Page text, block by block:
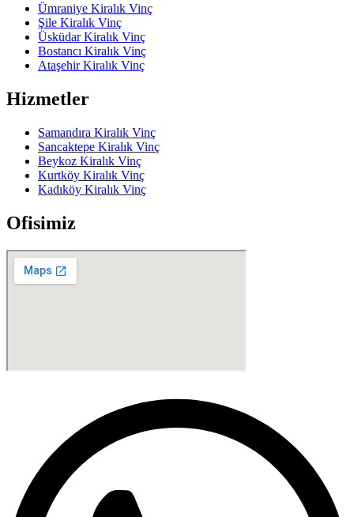
Ümraniye Kiralık Vinç
Şile Kiralık Vinç
Üsküdar Kiralık Vinç
Bostancı Kiralık Vinç
Ataşehir Kiralık Vinç
Hizmetler
Samandıra Kiralık Vinç
Sancaktepe Kiralık Vinç
Beykoz Kiralık Vinç
Kurtköy Kiralık Vinç
Kadıköy Kiralık Vinç
Ofisimiz